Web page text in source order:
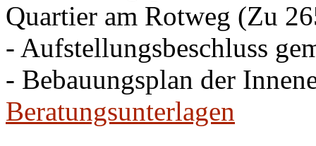
Quartier am Rotweg (Zu
- Aufstellungsbeschluss
- Bebauungsplan der
Beratungsunterlagen